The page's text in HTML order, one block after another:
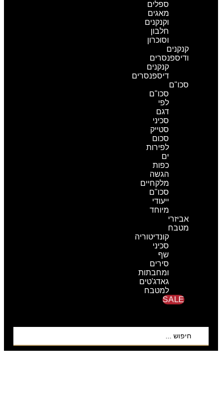
ספלים
מאגים
וקנקנים
חלבון
וסוכרון
קנקנים
ודיספנסרים
קנקנים
דיספנסרים
סכו"ם
סכו"ם
לפי
דגם
סכיני
סטייק
סכום
לפירות
ים
כפות
הגשה
מלקחיים
סכו"ם
ייעודי
מיוחד
אביזרי
מטבח
קונדיטוריה
סכיני
שף
סירים
ומחבתות
גאדג'טים
למטבח
SALE